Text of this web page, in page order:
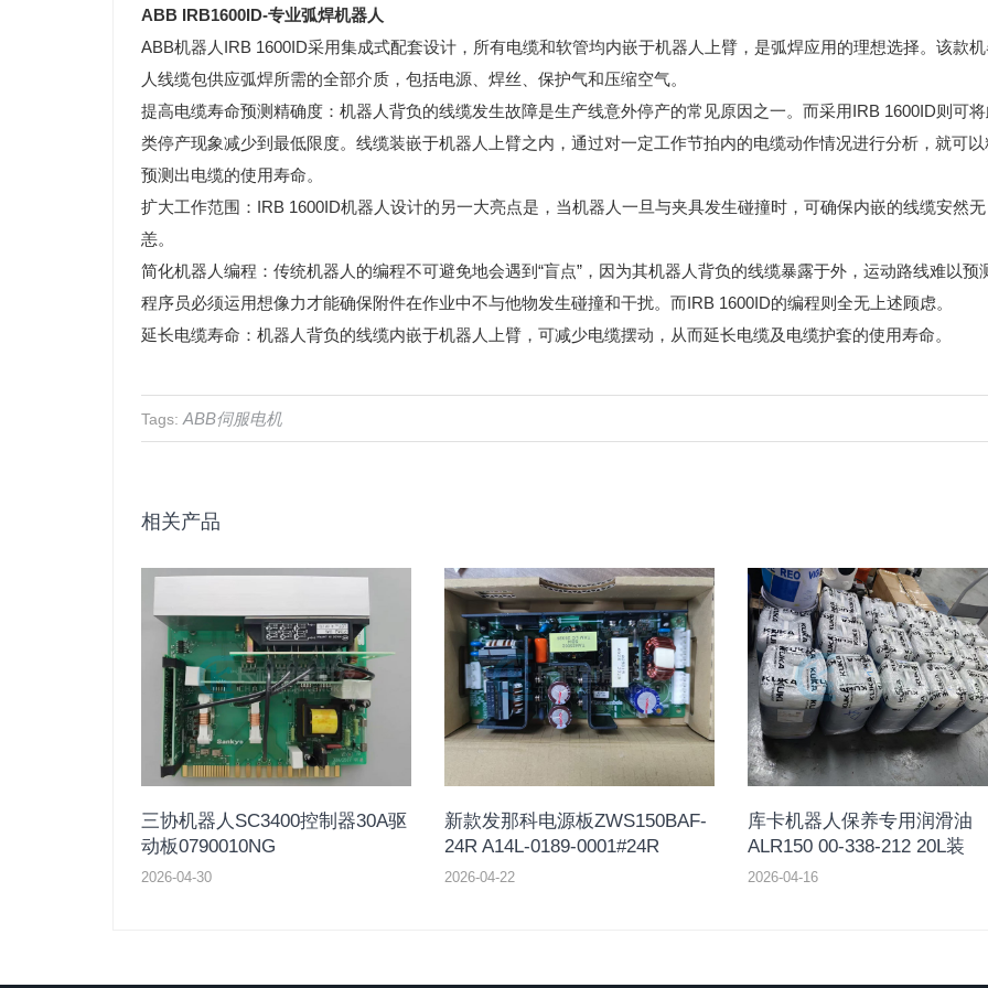
ABB IRB1600ID-专业弧焊机器人
ABB机器人IRB 1600ID采用集成式配套设计，所有电缆和软管均内嵌于机器人上臂，是弧焊应用的理想选择。该款机
人线缆包供应弧焊所需的全部介质，包括电源、焊丝、保护气和压缩空气。
提高电缆寿命预测精确度：机器人背负的线缆发生故障是生产线意外停产的常见原因之一。而采用IRB 1600ID则可
类停产现象减少到最低限度。线缆装嵌于机器人上臂之内，通过对一定工作节拍内的电缆动作情况进行分析，就可以
预测出电缆的使用寿命。
扩大工作范围：IRB 1600ID机器人设计的另一大亮点是，当机器人一旦与夹具发生碰撞时，可确保内嵌的线缆安然无
恙。
简化机器人编程：传统机器人的编程不可避免地会遇到“盲点”，因为其机器人背负的线缆暴露于外，运动路线难以预
程序员必须运用想像力才能确保附件在作业中不与他物发生碰撞和干扰。而IRB 1600ID的编程则全无上述顾虑。
延长电缆寿命：机器人背负的线缆内嵌于机器人上臂，可减少电缆摆动，从而延长电缆及电缆护套的使用寿命。
Tags: ABB伺服电机
相关产品
三协机器人SC3400控制器30A驱
动板0790010NG
2026-04-30
新款发那科电源板ZWS150BAF-
24R A14L-0189-0001#24R
2026-04-22
库卡机器人保养专用润滑油
ALR150 00-338-212 20L装
2026-04-16